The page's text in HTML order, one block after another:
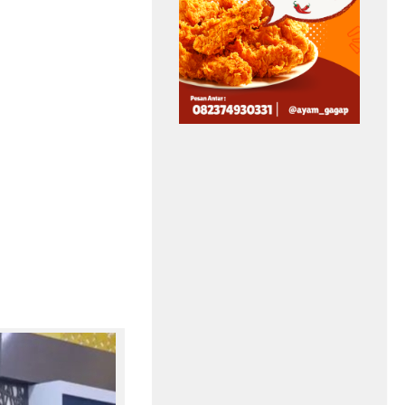
PSEL Makassar,
Bakal Berubah Jadi
Fasilitas Modern
Tanpa Bau